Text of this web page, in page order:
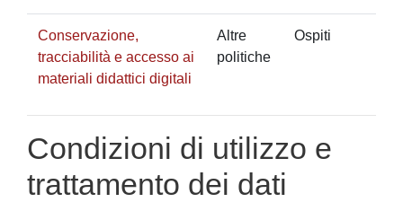
Conservazione,
tracciabilità e accesso ai
materiali didattici digitali
Altre
politiche
Ospiti
Condizioni di utilizzo e
trattamento dei dati